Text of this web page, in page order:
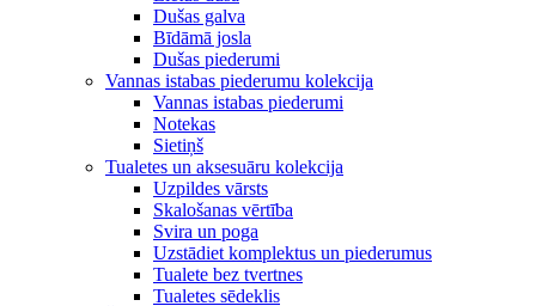
Dušas galva
Bīdāmā josla
Dušas piederumi
Vannas istabas piederumu kolekcija
Vannas istabas piederumi
Notekas
Sietiņš
Tualetes un aksesuāru kolekcija
Uzpildes vārsts
Skalošanas vērtība
Svira un poga
Uzstādiet komplektus un piederumus
Tualete bez tvertnes
Tualetes sēdeklis